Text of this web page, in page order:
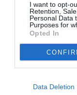
I want to opt-
Retention,
Personal Data
Purposes for
Opted In
Data Deletion